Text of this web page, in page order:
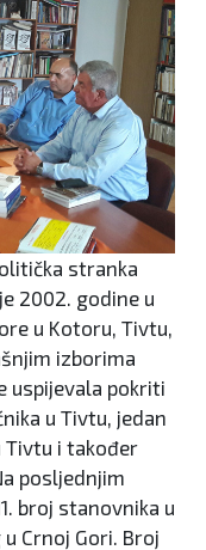
stranka
2002. godine u
u Kotoru, Tivtu,
izborima
uspijevala pokriti
u Tivtu, jedan
Tivtu i također
posljednjim
broj stanovnika u
Crnoj Gori. Broj